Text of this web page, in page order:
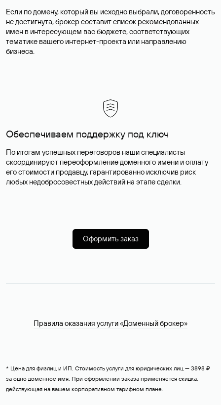
Если по домену, который вы исходно выбрали, договоренность
не достигнута, брокер составит список рекомендованных
имен в интересующем вас бюджете, соответствующих
тематике вашего интернет-проекта или направлению
бизнеса.
Обеспечиваем поддержку под ключ
По итогам успешных переговоров наши специалисты
скоординируют переоформление доменного имени и оплату
его стоимости продавцу, гарантированно исключив риск
любых недобросовестных действий на этапе сделки.
Оформить заказ
Правила оказания услуги «Доменный брокер»
* Цена для физлиц и ИП. Стоимость услуги для юридических лиц — 3898 ₽
за одно доменное имя. При оформлении заказа применяется скидка,
действующая на вашем корпоративном тарифном плане.